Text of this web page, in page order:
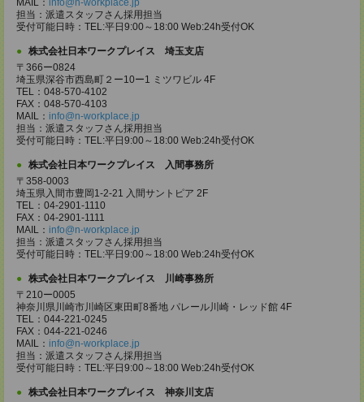
MAIL： info@n-workplace.jp
担当：派遣スタッフさん採用担当
受付可能日時：TEL:平日9:00～18:00 Web:24h受付OK
株式会社日本ワークプレイス 埼玉支店
〒366ー0824
埼玉県深谷市西島町２ー10ー1 ミツワビル 4F
TEL：048-570-4102
FAX：048-570-4103
MAIL： info@n-workplace.jp
担当：派遣スタッフさん採用担当
受付可能日時：TEL:平日9:00～18:00 Web:24h受付OK
株式会社日本ワークプレイス 入間事務所
〒358-0003
埼玉県入間市豊岡1-2-21 入間サントピア 2F
TEL：04-2901-1110
FAX：04-2901-1111
MAIL： info@n-workplace.jp
担当：派遣スタッフさん採用担当
受付可能日時：TEL:平日9:00～18:00 Web:24h受付OK
株式会社日本ワークプレイス 川崎事務所
〒210ー0005
神奈川県川崎市川崎区東田町8番地 パレール川崎・レッド館 4F
TEL：044-221-0245
FAX：044-221-0246
MAIL： info@n-workplace.jp
担当：派遣スタッフさん採用担当
受付可能日時：TEL:平日9:00～18:00 Web:24h受付OK
株式会社日本ワークプレイス 神奈川支店